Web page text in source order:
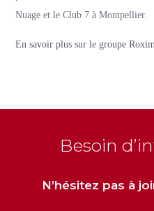
Nuage et le Club 7 à Montpellier.
En savoir plus sur le groupe Roxim
Besoin
N’hésitez pas à